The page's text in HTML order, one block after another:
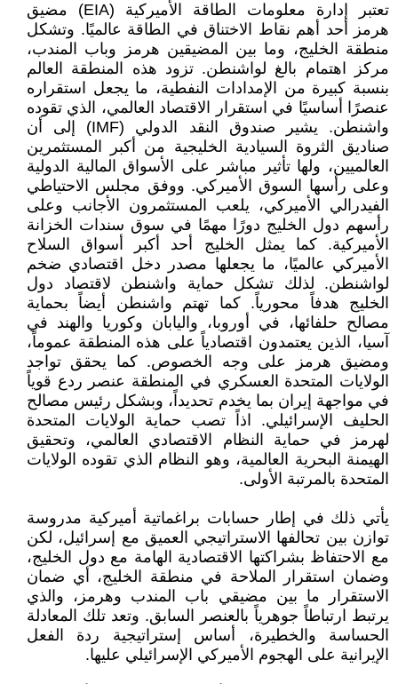
تعتبر إدارة معلومات الطاقة الأميركية (EIA) مضيق
هرمز أحد أهم نقاط الاختناق في الطاقة عالميًا. وتشكل
منطقة الخليج، وما بين المضيقين هرمز وباب المندب،
مركز اهتمام بالغ لواشنطن. تزود هذه المنطقة العالم
بنسبة كبيرة من الإمدادات النفطية، ما يجعل استقراره
عنصرًا أساسيًا في استقرار الاقتصاد العالمي، الذي تقوده
واشنطن. يشير صندوق النقد الدولي (IMF) إلى أن
صناديق الثروة السيادية الخليجية من أكبر المستثمرين
العالميين، ولها تأثير مباشر على الأسواق المالية الدولية
وعلى رأسها السوق الأميركي. ووفق مجلس الاحتياطي
الفيدرالي الأميركي، يلعب المستثمرون الأجانب وعلى
رأسهم دول الخليج دورًا مهمًا في سوق سندات الخزانة
الأميركية. كما يمثل الخليج أحد أكبر أسواق السلاح
الأميركي عالميًا، ما يجعلها مصدر دخل اقتصادي ضخم
لواشنطن. لذلك تشكل حماية واشنطن لاقتصاد دول
الخليج هدفاً محورياً. كما تهتم واشنطن أيضاً بحماية
مصالح حلفائها، في أوروبا، واليابان وكوريا والهند في
آسيا، الذين يعتمدون اقتصادياً على هذه المنطقة عموماً،
ومضيق هرمز على وجه الخصوص. كما يحقق تواجد
الولايات المتحدة العسكري في المنطقة عنصر ردع قوياً
في مواجهة إيران بما يخدم تحديداً، وبشكل رئيس مصالح
الحليف الإسرائيلي. اذاً تصب حماية الولايات المتحدة
لهرمز في حماية النظام الاقتصادي العالمي، وتحقيق
الهيمنة البحرية العالمية، وهو النظام الذي تقوده الولايات
المتحدة بالمرتبة الأولى.
يأتي ذلك في إطار حسابات براغماتية أميركية مدروسة
توازن بين تحالفها الاستراتيجي العميق مع إسرائيل، لكن
مع الاحتفاظ بشراكتها الاقتصادية الهامة مع دول الخليج،
وضمان استقرار الملاحة في منطقة الخليج، أي ضمان
الاستقرار ما بين مضيقي باب المندب وهرمز، والذي
يرتبط ارتباطاً جوهرياً بالعنصر السابق. وتعد تلك المعادلة
الحساسة والخطيرة، أساس إستراتيجية ردة الفعل
الإيرانية على الهجوم الأميركي الإسرائيلي عليها.